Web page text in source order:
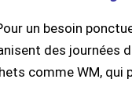
un besoin
des journées
comme WM, qui